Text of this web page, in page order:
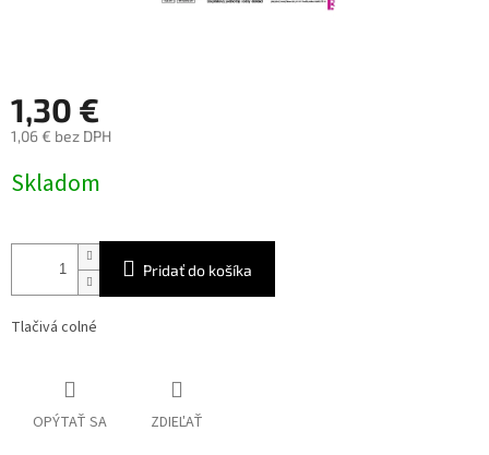
1,30 €
1,06 € bez DPH
cena:
Skladom
Pridať do košíka
Tlačivá colné
OPÝTAŤ SA ZDIEĽAŤ